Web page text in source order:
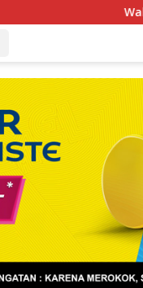
Wakapolri Dedi